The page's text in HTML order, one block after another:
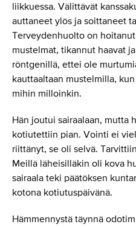
liikkuessa. Välittävät
auttaneet ylös ja soittaneet
Terveydenhuolto on
mustelmat, tikannut haavat
röntgenillä, ettei ole
kauttaaltaan mustelmilla,
mihin milloinkin.
Hän joutui sairaalaan, mutta
kotiutettiin pian. Vointi ei
riittänyt, se oli selvä.
Meillä läheisilläkin oli kova
sairaala teki päätöksen
kotona kotiutuspäivänä.
Hämmennystä täynnä